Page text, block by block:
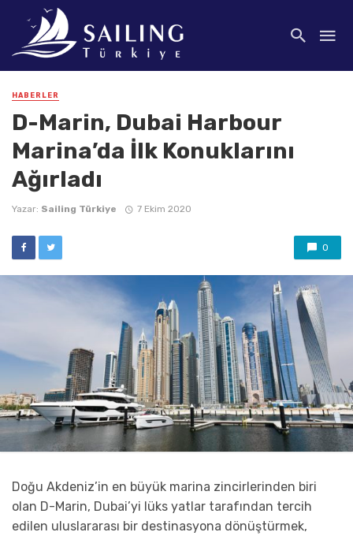
HABERLER
D-Marin, Dubai Harbour
Marina’da İlk Konuklarını
Ağırladı
Yazar: Sailing Türkiye 7 Ekim 2020
0
Doğu Akdeniz’in en büyük marina zincirlerinden biri
olan D-Marin, Dubai’yi lüks yatlar tarafından tercih
edilen uluslararası bir destinasyona dönüştürmek,